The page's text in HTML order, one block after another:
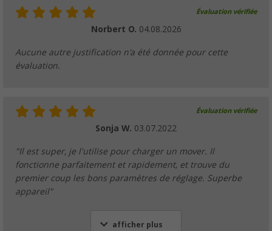
Évaluation vérifiée
Norbert O. 04.08.2026
Aucune autre justification n'a été donnée pour cette
évaluation.
Évaluation vérifiée
Sonja W. 03.07.2022
"Il est super, je l'utilise pour charger un mover. Il
fonctionne parfaitement et rapidement, et trouve du
premier coup les bons paramètres de réglage. Superbe
appareil"
afficher plus